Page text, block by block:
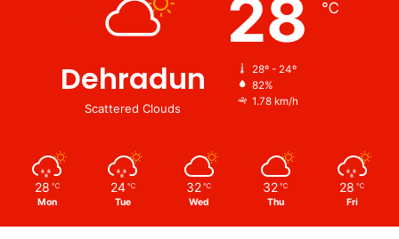
Dehradun
Scattered Clouds
28 ℃
28º - 24º
82%
1.78 km/h
28 ℃
Mon
24 ℃
Tue
32 ℃
Wed
32 ℃
Thu
28 ℃
Fri